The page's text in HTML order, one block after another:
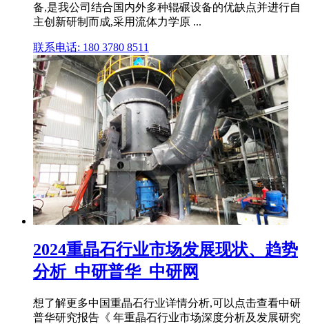
备,是我公司结合国内外多种辊碾设备的优缺点并进行自
主创新研制而成,采用流体力学原 ...
联系电话: 180 3780 8511
2024重晶石行业市场发展现状、趋势
分析_中研普华_中研网
想了解更多中国重晶石行业详情分析,可以点击查看中研
普华研究报告《 年重晶石行业市场深度分析及发展研究